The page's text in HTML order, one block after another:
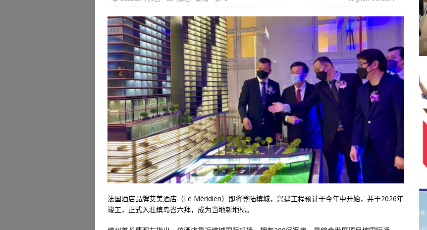
法国酒店品牌艾美酒店（Le Méridien）即将登陆槟城，兴建工程预计于今年中开始，并于2026年
竣工，正式入驻槟岛峇六拜，成为当地新地标。